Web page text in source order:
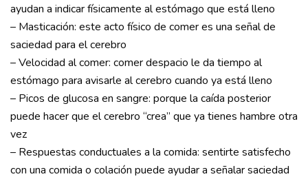
ayudan a indicar físicamente al estómago que está lleno
– Masticación: este acto físico de comer es una señal de
saciedad para el cerebro
– Velocidad al comer: comer despacio le da tiempo al
estómago para avisarle al cerebro cuando ya está lleno
– Picos de glucosa en sangre: porque la caída posterior
puede hacer que el cerebro “crea” que ya tienes hambre otra
vez
– Respuestas conductuales a la comida: sentirte satisfecho
con una comida o colación puede ayudar a señalar saciedad